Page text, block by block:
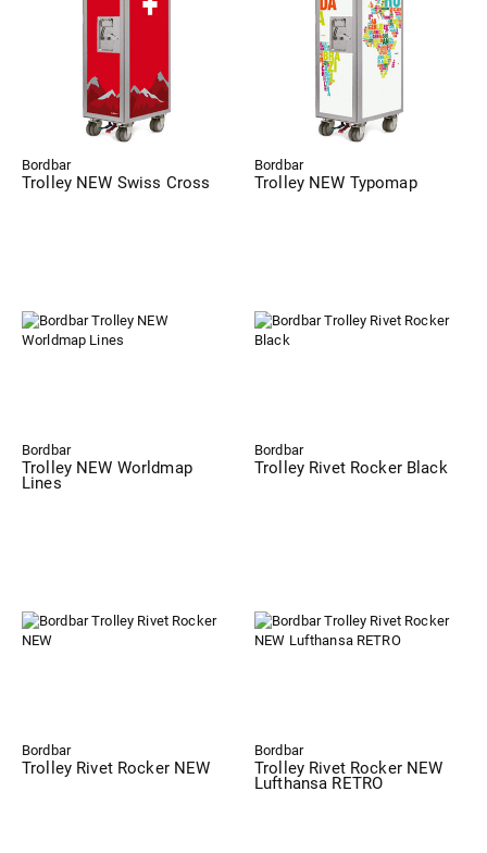
Bordbar
Trolley NEW Swiss Cross
Bordbar
Trolley NEW Typomap
Bordbar
Trolley NEW Worldmap
Lines
Bordbar
Trolley Rivet Rocker Black
Bordbar
Trolley Rivet Rocker NEW
Bordbar
Trolley Rivet Rocker NEW
Lufthansa RETRO